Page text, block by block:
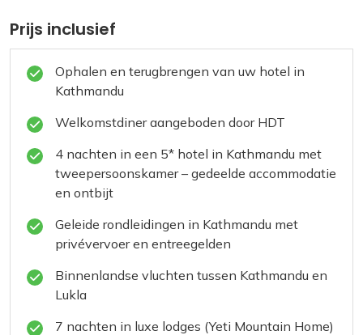
Prijs inclusief
Ophalen en terugbrengen van uw hotel in
Kathmandu
Welkomstdiner aangeboden door HDT
4 nachten in een 5* hotel in Kathmandu met
tweepersoonskamer – gedeelde accommodatie
en ontbijt
Geleide rondleidingen in Kathmandu met
privévervoer en entreegelden
Binnenlandse vluchten tussen Kathmandu en
Lukla
7 nachten in luxe lodges (Yeti Mountain Home)